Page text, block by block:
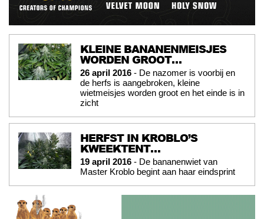
KLEINE BANANENMEISJES
WORDEN GROOT…
26 april 2016 - De nazomer is voorbij en
de herfs is aangebroken, kleine
wietmeisjes worden groot en het einde is in
zicht
HERFST IN KROBLO’S
KWEEKTENT…
19 april 2016 - De bananenwiet van
Master Kroblo begint aan haar eindsprint